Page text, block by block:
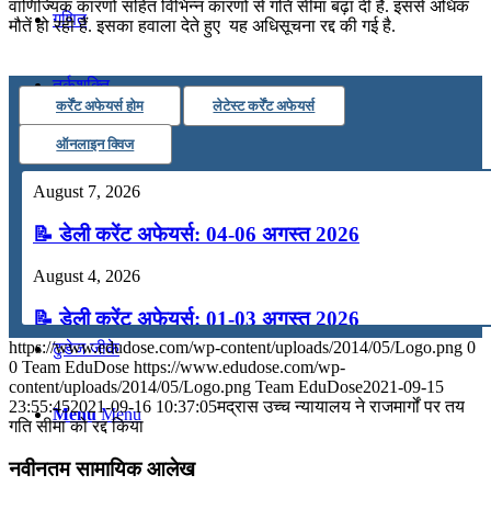
गणित
तर्कशक्ति
कंप्यूटर
मॉक टेस्ट
टुडेज जीके
Menu Menu
वाणिज्यिक कारणों सहित विभिन्न कारणों से गति सीमा बढ़ा दी है. इससे अधिक
मौतें हो रही हैं. इसका हवाला देते हुए यह अधिसूचना रद्द की गई है.
कर्रेंट अफेयर्स होम लेटेस्ट कर्रेंट अफेयर्स
ऑनलाइन क्विज
August 7, 2026
📝 डेली करेंट अफेयर्स: 04-06 अगस्त 2026
August 4, 2026
📝 डेली करेंट अफेयर्स: 01-03 अगस्त 2026
July 31, 2026
📝 डेली करेंट अफेयर्स: 28-31 जुलाई 2026
https://www.edudose.com/wp-content/uploads/2014/05/Logo.png 0
0 Team EduDose https://www.edudose.com/wp-
content/uploads/2014/05/Logo.png Team EduDose2021-09-15
23:55:452021-09-16 10:37:05मद्रास उच्च न्यायालय ने राजमार्गों पर तय
गति सीमा को रद्द किया
नवीनतम सामायिक आलेख